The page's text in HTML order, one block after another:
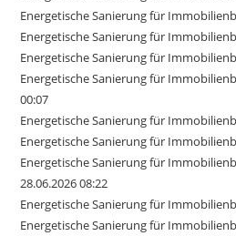
Energetische Sanierung für
Energetische Sanierung für
Energetische Sanierung für
Energetische Sanierung für
00:07
Energetische Sanierung für
Energetische Sanierung für
Energetische Sanierung für
28.06.2026 08:22
Energetische Sanierung für
Energetische Sanierung für